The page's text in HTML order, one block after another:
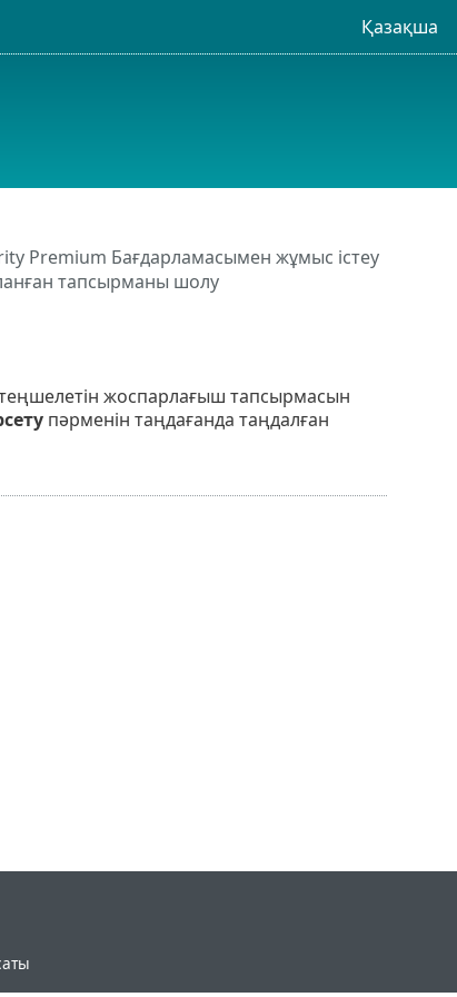
Қазақша
Premium Бағдарламасымен жұмыс істеу
тапсырманы шолу
жоспарлағыш тапсырмасын
пәрменін таңдағанда таңдалған